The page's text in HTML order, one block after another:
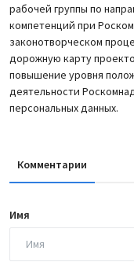
рабочей группы по
компетенций при
законотворческом
дорожную карту
повышение уровня
деятельности
персональных данных.
Комментарии
Имя